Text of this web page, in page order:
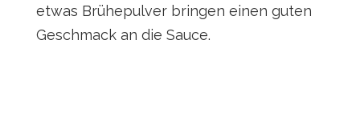
etwas Brühepulver bringen einen guten
Geschmack an die Sauce.